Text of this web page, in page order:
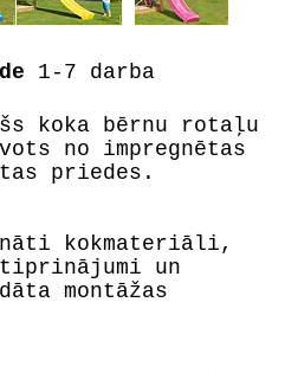
1-7 darba
koka bērnu rotaļu
no impregnētas
priedes.
kokmateriāli,
un
montāžas